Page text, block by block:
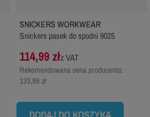
SNICKERS WORKWEAR
Snickers pasek do spodni 9025
114,99 złz VAT
Rekomendowana cena producenta:
133,99 zł